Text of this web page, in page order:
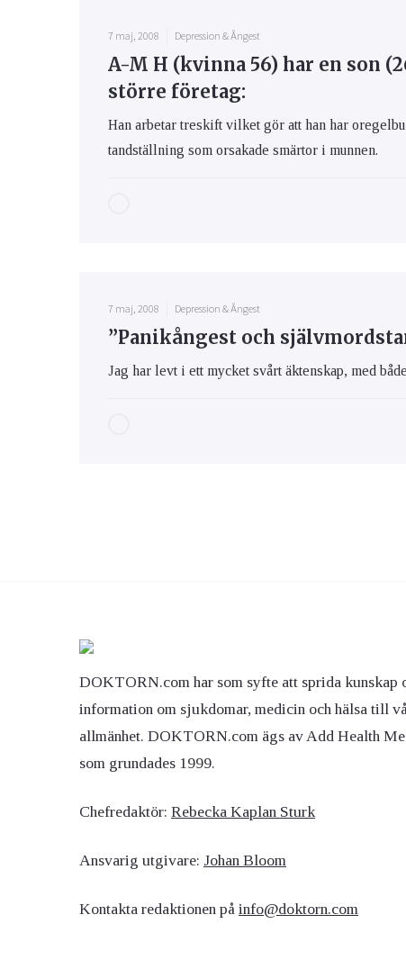
7 maj, 2008 Depression & Ångest
A-M H (kvinna 56) har en son
större företag:
Han arbetar treskift vilket gör att han har
tandställning som orsakade smärtor i munnen.
7 maj, 2008 Depression & Ångest
”Panikångest och
Jag har levt i ett mycket svårt äktenskap, med
DOKTORN.com har som syfte att sprida kunskap
information om sjukdomar, medicin och hälsa till
allmänhet. DOKTORN.com ägs av Add Health
som grundades 1999.
Chefredaktör: Rebecka Kaplan Sturk
Ansvarig utgivare: Johan Bloom
Kontakta redaktionen på info@doktorn.com